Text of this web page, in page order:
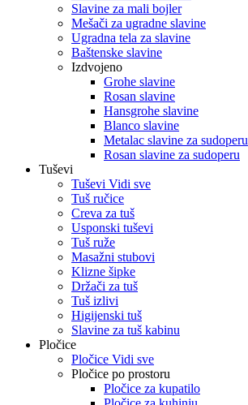
Slavine za mali bojler
Mešači za ugradne slavine
Ugradna tela za slavine
Baštenske slavine
Izdvojeno
Grohe slavine
Rosan slavine
Hansgrohe slavine
Blanco slavine
Metalac slavine za sudoperu
Rosan slavine za sudoperu
Tuševi
Tuševi Vidi sve
Tuš ručice
Creva za tuš
Usponski tuševi
Tuš ruže
Masažni stubovi
Klizne šipke
Držači za tuš
Tuš izlivi
Higijenski tuš
Slavine za tuš kabinu
Pločice
Pločice Vidi sve
Pločice po prostoru
Pločice za kupatilo